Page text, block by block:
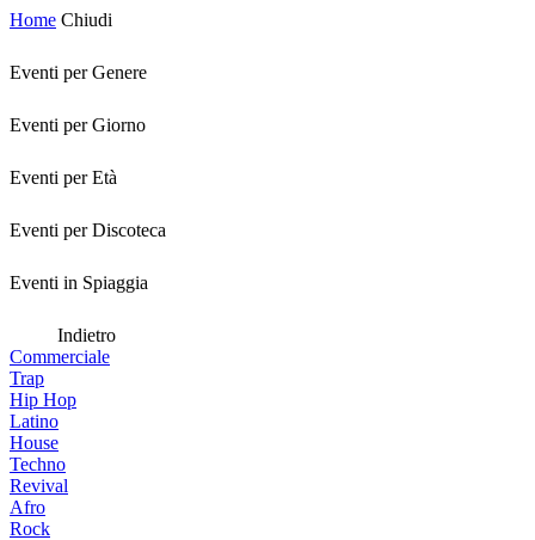
Home Chiudi
Eventi per Genere
Eventi per Giorno
Eventi per Età
Eventi per Discoteca
Eventi in Spiaggia
Indietro
Commerciale
Trap
Hip Hop
Latino
House
Techno
Revival
Afro
Rock